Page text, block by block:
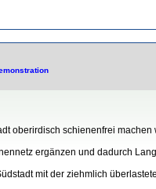
oberirdisch schienenfrei machen
ergänzen und dadurch
mit der ziehmlich